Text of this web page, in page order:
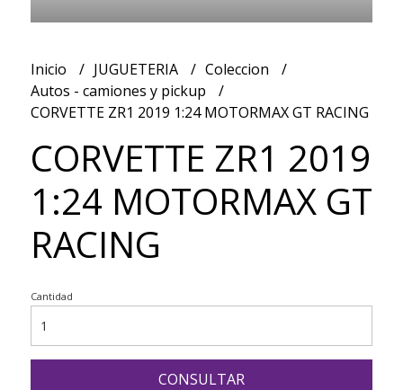
Inicio JUGUETERIA
Coleccion
Autos - camiones y pickup
CORVETTE ZR1 2019 1:24 MOTORMAX GT RACING
CORVETTE ZR1 2019
1:24 MOTORMAX GT
RACING
Cantidad
CONSULTAR